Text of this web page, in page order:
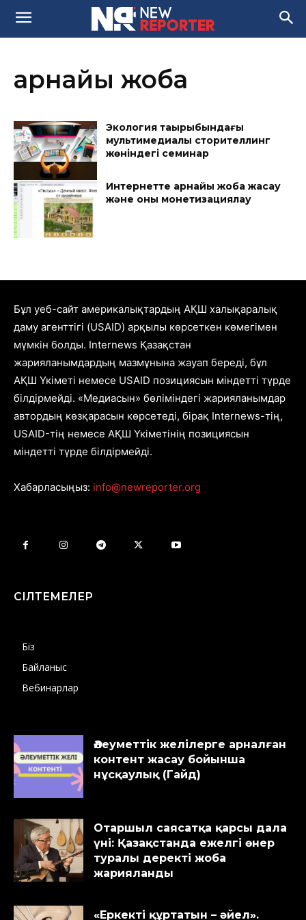
арнайы жоба
Экология тақырыбындағы
мультимедиалық сторителлинг
жөніндегі семинар
Интернетте арнайы жоба жасау
және оны монетизациялау
Бұл уеб-сайт америкалықтардың АҚШ халықаралық
даму агенттігі (USAID) арқылы көрсеткен көмегімен
мүмкін болды. Internews Қазақстан
жарияланымдардың мазмұнына жауап береді, бұл
АҚШ Үкіметі немесе USAID позициясын міндетті түрде
білдірмейді. «Медиасын» бөліміндегі жарияланымдар
автордың көзқарасын көрсетеді, бірақ Internews-тің,
USAID-тің немесе АҚШ Үкіметінің позициясын
міндетті түрде білдірмейді.
Хабарласыңыз: info@newreporter.org
СІЛТЕМЕЛЕР
Біз
Байланыс
Вебинарлар
Әлеуметтік желілерге арналған
контент жасау бойынша
нұсқаулық (Гайд)
Отаршыл саясатқа қарсы дала
үні: Қазақстанда ежелгі өнер
туралы деректі жоба
жарияланды
«Еркекті құртатын – әйел».